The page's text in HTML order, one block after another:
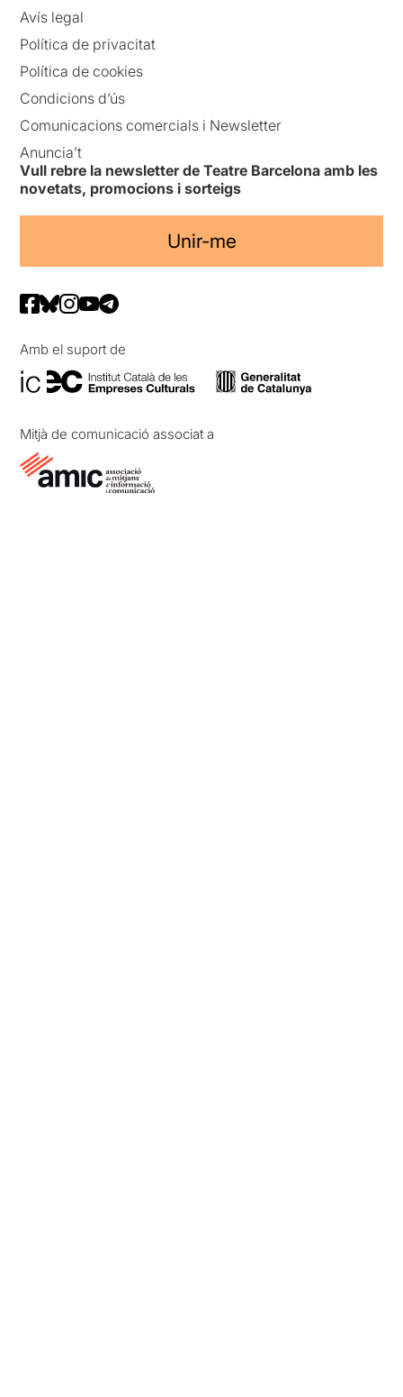
Avís legal
Política de privacitat
Política de cookies
Condicions d’ús
Comunicacions comercials i Newsletter
Anuncia’t
Vull rebre la newsletter de Teatre Barcelona amb les
novetats, promocions i sorteigs
Unir-me
Amb el suport de
Mitjà de comunicació associat a